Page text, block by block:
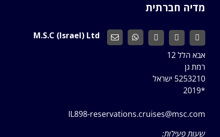
מדיה חברתית
M.S.C (Israel) Ltd
אבא הלל 12
רמת גן
5253210 ישראל
*2019
IL898-reservations.cruises@msc.com
שעות פעילות: